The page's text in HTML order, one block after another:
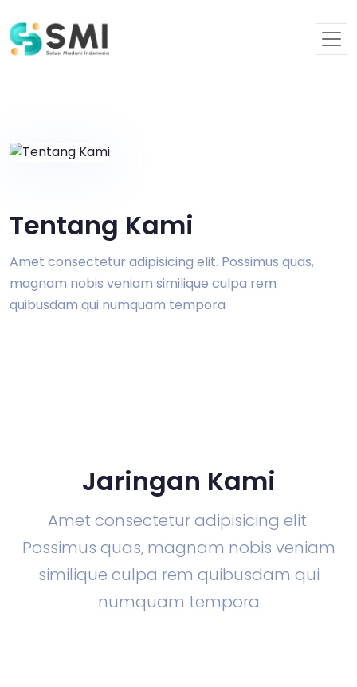
Tentang Kami
Amet consectetur adipisicing elit. Possimus quas,
magnam nobis veniam similique culpa rem
quibusdam qui numquam tempora
Jaringan Kami
Amet consectetur adipisicing elit.
Possimus quas, magnam nobis veniam
similique culpa rem quibusdam qui
numquam tempora